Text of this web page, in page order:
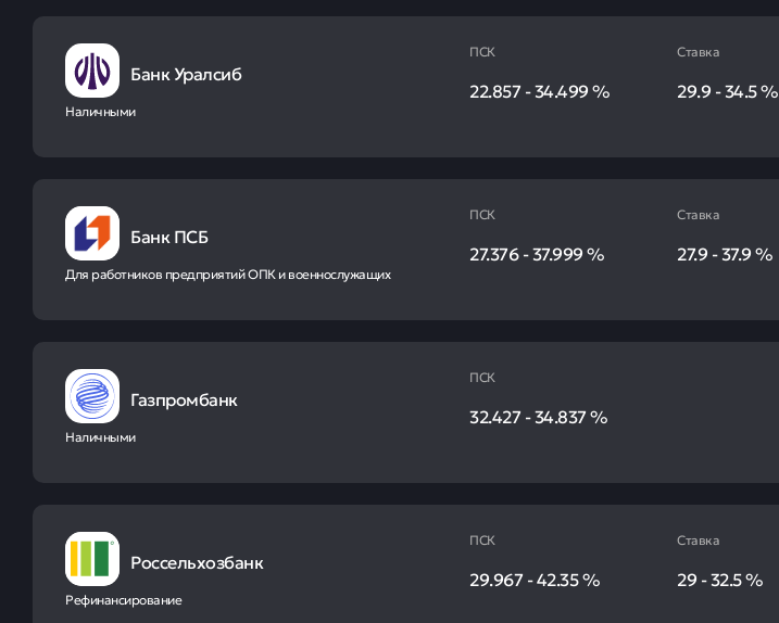
Банк Уралсиб
Наличными
ПСК
22.857-34.499%
Ставка
29.9-34.5%
Банк ПСБ
Для работников предприятий ОПК и военнослужащих
ПСК
27.376-37.999%
Ставка
27.9-37.9%
Газпромбанк
Наличными
ПСК
32.427-34.837%
Россельхозбанк
Рефинансирование
ПСК
29.967-42.35%
Ставка
29-32.5%